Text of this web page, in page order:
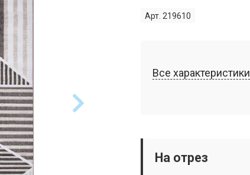
Арт. 219610
Все характеристики
На отрез